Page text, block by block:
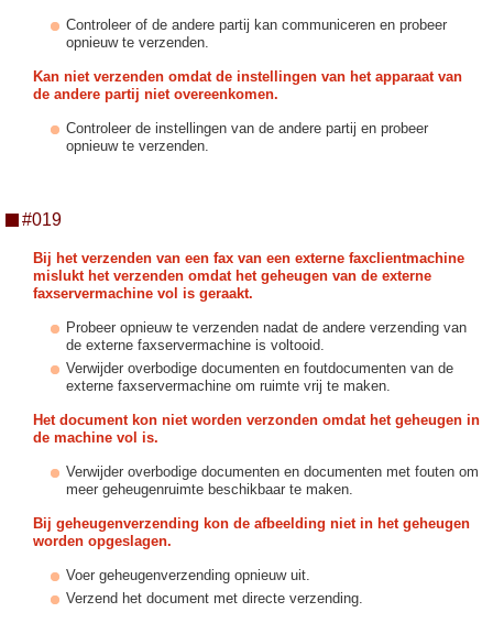
Controleer of de andere partij kan communiceren en probeer
opnieuw te verzenden.
Kan niet verzenden omdat de instellingen van het apparaat van
de andere partij niet overeenkomen.
Controleer de instellingen van de andere partij en probeer
opnieuw te verzenden.
#019
Bij het verzenden van een fax van een externe faxclientmachine
mislukt het verzenden omdat het geheugen van de externe
faxservermachine vol is geraakt.
Probeer opnieuw te verzenden nadat de andere verzending van
de externe faxservermachine is voltooid.
Verwijder overbodige documenten en foutdocumenten van de
externe faxservermachine om ruimte vrij te maken.
Het document kon niet worden verzonden omdat het geheugen in
de machine vol is.
Verwijder overbodige documenten en documenten met fouten om
meer geheugenruimte beschikbaar te maken.
Bij geheugenverzending kon de afbeelding niet in het geheugen
worden opgeslagen.
Voer geheugenverzending opnieuw uit.
Verzend het document met directe verzending.